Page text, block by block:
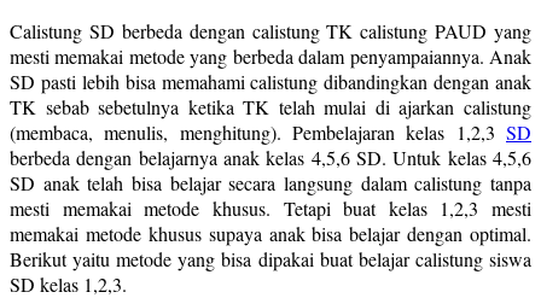
Calistung SD berbeda dengan calistung TK calistung PAUD yang
mesti memakai metode yang berbeda dalam penyampaiannya. Anak
SD pasti lebih bisa memahami calistung dibandingkan dengan anak
TK sebab sebetulnya ketika TK telah mulai di ajarkan calistung
(membaca, menulis, menghitung). Pembelajaran kelas 1,2,3 SD
berbeda dengan belajarnya anak kelas 4,5,6 SD. Untuk kelas 4,5,6
SD anak telah bisa belajar secara langsung dalam calistung tanpa
mesti memakai metode khusus. Tetapi buat kelas 1,2,3 mesti
memakai metode khusus supaya anak bisa belajar dengan optimal.
Berikut yaitu metode yang bisa dipakai buat belajar calistung siswa
SD kelas 1,2,3.